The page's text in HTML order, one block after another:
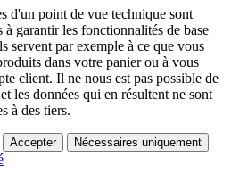
d'un point de vue technique sont
à garantir les fonctionnalités de base
servent par exemple à ce que vous
dans votre panier ou à vous
client. Il ne nous est pas possible de
les données qui en résultent ne sont
à des tiers.
Accepter Nécessaires uniquement